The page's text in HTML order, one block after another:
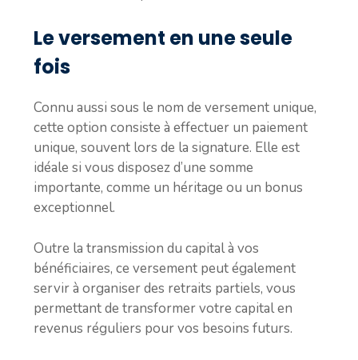
Le versement en une seule
fois
Connu aussi sous le nom de versement unique,
cette option consiste à effectuer un paiement
unique, souvent lors de la signature. Elle est
idéale si vous disposez d’une somme
importante, comme un héritage ou un bonus
exceptionnel.
Outre la transmission du capital à vos
bénéficiaires, ce versement peut également
servir à organiser des retraits partiels, vous
permettant de transformer votre capital en
revenus réguliers pour vos besoins futurs.